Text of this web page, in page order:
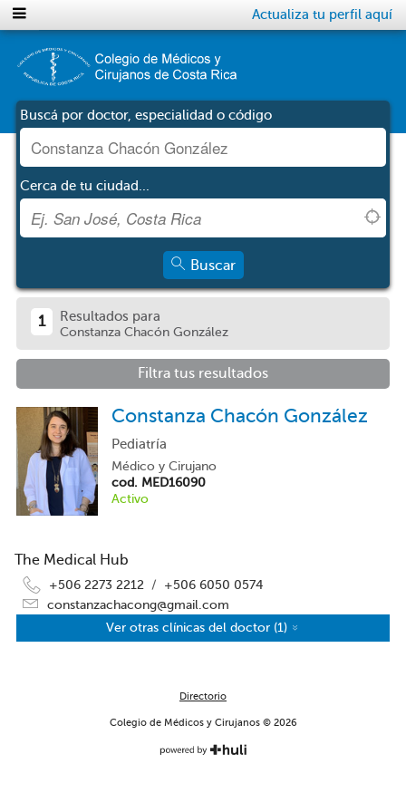
Actualiza tu perfil aquí
Buscá por doctor, especialidad o código
Cerca de tu ciudad...
Buscar
1 Resultados para
Constanza Chacón González
Filtra tus resultados
Constanza Chacón González
Pediatría
Médico y Cirujano
cod. MED16090
Activo
The Medical Hub
+506 2273 2212 /
+506 6050 0574
constanzachacong@gmail.com
clinicahaciendapinilla@gmail.com
Ver otras clínicas del doctor (1)
Directorio
Colegio de Médicos y Cirujanos © 2026